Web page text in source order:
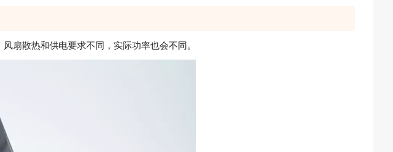
散热和供电要求不同，实际功率也会不同。